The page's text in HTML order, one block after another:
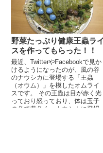
野菜たっぷり健康王蟲ライ
スを作ってもらった！！
最近、TwitterやFacebookで見か
けるようになったのが、風の谷
のナウシカに登場する「王蟲
（オウム）」を模したオムライ
スです。 その王蟲は目が赤く光
っており怒っており、体は玉子
の色で黄色く、ナウシカに登場